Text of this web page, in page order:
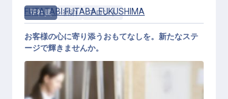
正社員 宿泊 フロント
FUTATABI FUTABA FUKUSHIMA
お客様の心に寄り添うおもてなしを。新たなステ
ージで輝きませんか。